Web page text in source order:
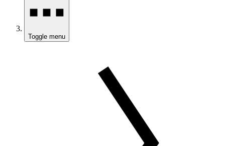
Toggle menu